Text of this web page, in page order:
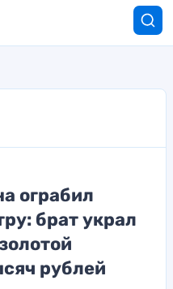
ограбил
брат украл
рублей